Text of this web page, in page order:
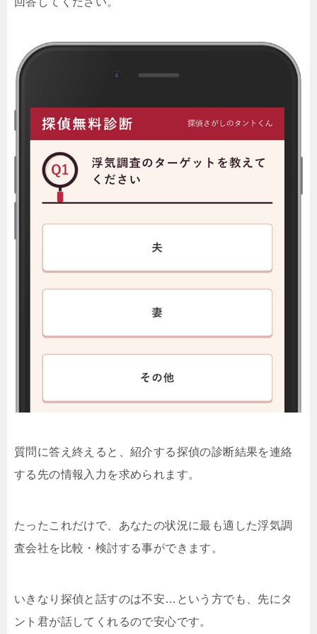
質問に答え終えると、紹介する探偵の診断結果を連絡
する先の情報入力を求められます。
たったこれだけで、あなたの状況に最も適した浮気調
査会社を比較・検討する事ができます。
いきなり探偵と話すのは不安…という方でも、先にタ
ント君が話してくれるので安心です。